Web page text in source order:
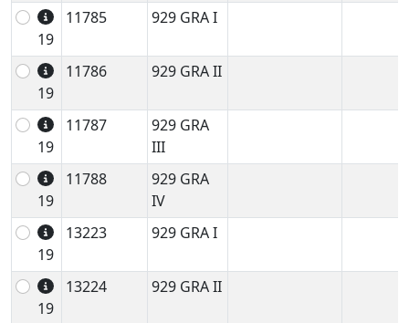
19
11785 929 GRA I
19
11786 929 GRA II
19
11787
929 GRA
III
19
11788
929 GRA
IV
19
13223 929 GRA I
19
13224 929 GRA II